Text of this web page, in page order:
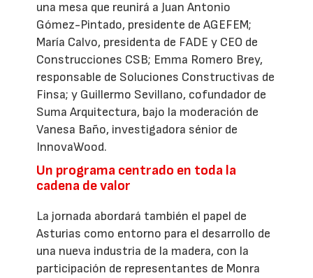
una mesa que reunirá a Juan Antonio
Gómez-Pintado, presidente de AGEFEM;
María Calvo, presidenta de FADE y CEO de
Construcciones CSB; Emma Romero Brey,
responsable de Soluciones Constructivas de
Finsa; y Guillermo Sevillano, cofundador de
Suma Arquitectura, bajo la moderación de
Vanesa Baño, investigadora sénior de
InnovaWood.
Un programa centrado en toda la
cadena de valor
La jornada abordará también el papel de
Asturias como entorno para el desarrollo de
una nueva industria de la madera, con la
participación de representantes de Monra